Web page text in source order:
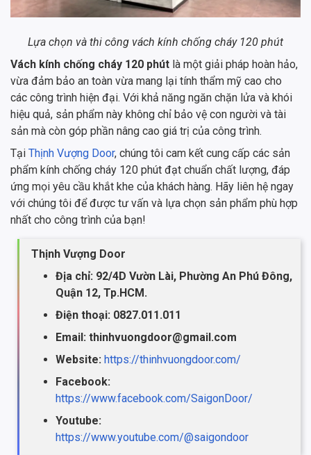
Lựa chọn và thi công vách kính chống cháy 120 phút
Vách kính chống cháy 120 phút là một giải pháp hoàn hảo,
vừa đảm bảo an toàn vừa mang lại tính thẩm mỹ cao cho
các công trình hiện đại. Với khả năng ngăn chặn lửa và khói
hiệu quả, sản phẩm này không chỉ bảo vệ con người và tài
sản mà còn góp phần nâng cao giá trị của công trình.
Tại Thịnh Vượng Door, chúng tôi cam kết cung cấp các sản
phẩm kính chống cháy 120 phút đạt chuẩn chất lượng, đáp
ứng mọi yêu cầu khắt khe của khách hàng. Hãy liên hệ ngay
với chúng tôi để được tư vấn và lựa chọn sản phẩm phù hợp
nhất cho công trình của bạn!
Thịnh Vượng Door
Địa chỉ: 92/4D Vườn Lài, Phường An Phú Đông,
Quận 12, Tp.HCM.
Điện thoại: 0827.011.011
Email: thinhvuongdoor@gmail.com
Website: https://thinhvuongdoor.com/
Facebook:
https://www.facebook.com/SaigonDoor/
Youtube:
https://www.youtube.com/@saigondoor